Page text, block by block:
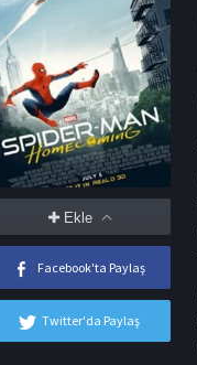
Ekle
Facebook'ta Paylaş
Twitter'da Paylaş